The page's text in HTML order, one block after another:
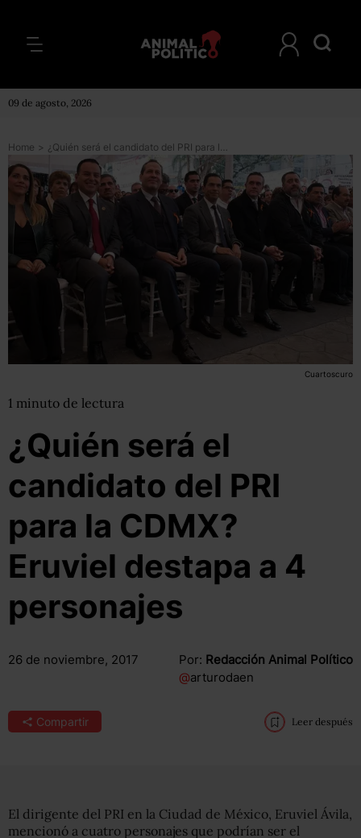
09 de agosto, 2026
Home > ¿Quién será el candidato del PRI para la CDMX? Eruviel destapa a 4 personajes
Cuartoscuro
1 minuto de lectura
¿Quién será el
candidato del PRI
para la CDMX?
Eruviel destapa a 4
personajes
26 de noviembre, 2017 Por: Redacción Animal Político
@arturodaen
Compartir Leer después
El dirigente del PRI en la Ciudad de México, Eruviel Ávila,
mencionó a cuatro personajes que podrían ser el